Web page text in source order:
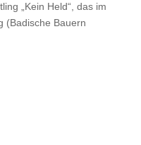
„Kein Held“, das im
(Badische Bauern